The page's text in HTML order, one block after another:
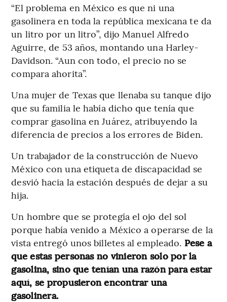
“El problema en México es que ni una
gasolinera en toda la república mexicana te da
un litro por un litro”, dijo Manuel Alfredo
Aguirre, de 53 años, montando una Harley-
Davidson. “Aun con todo, el precio no se
compara ahorita”.
Una mujer de Texas que llenaba su tanque dijo
que su familia le había dicho que tenía que
comprar gasolina en Juárez, atribuyendo la
diferencia de precios a los errores de Biden.
Un trabajador de la construcción de Nuevo
México con una etiqueta de discapacidad se
desvió hacia la estación después de dejar a su
hija.
Un hombre que se protegía el ojo del sol
porque había venido a México a operarse de la
vista entregó unos billetes al empleado. Pese a
que estas personas no vinieron solo por la
gasolina, sino que tenían una razón para estar
aquí, se propusieron encontrar una
gasolinera.